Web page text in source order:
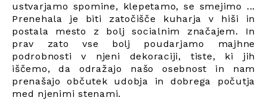
ustvarjamo spomine, klepetamo, se smejimo ...
Prenehala je biti zatočišče kuharja v hiši in
postala mesto z bolj socialnim značajem. In
prav zato vse bolj poudarjamo majhne
podrobnosti v njeni dekoraciji, tiste, ki jih
iščemo, da odražajo našo osebnost in nam
prenašajo občutek udobja in dobrega počutja
med njenimi stenami.